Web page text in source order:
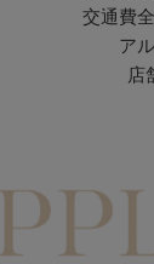
交通費
ア
店